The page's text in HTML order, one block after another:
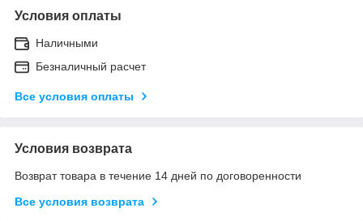
Условия оплаты
Наличными
Безналичный расчет
Все условия оплаты
Условия возврата
Возврат товара в течение 14 дней по договоренности
Все условия возврата